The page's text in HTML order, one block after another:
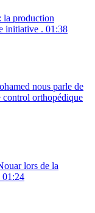
la production
initiative . 01:38
nous parle de
control orthopédique
lors de la
01:24